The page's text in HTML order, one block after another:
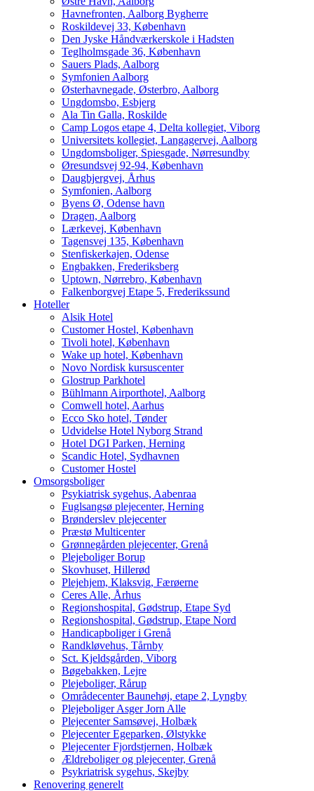
Havnefronten, Aalborg Bygherre
Roskildevej 33, København
Den Jyske Håndværkerskole i Hadsten
Teglholmsgade 36, København
Sauers Plads, Aalborg
Symfonien Aalborg
Østerhavnegade, Østerbro, Aalborg
Ungdomsbo, Esbjerg
Ala Tin Galla, Roskilde
Camp Logos etape 4, Delta kollegiet, Viborg
Universitets kollegiet, Langagervej, Aalborg
Ungdomsboliger, Spiesgade, Nørresundby
Øresundsvej 92-94, København
Daugbjergvej, Århus
Symfonien, Aalborg
Byens Ø, Odense havn
Dragen, Aalborg
Lærkevej, København
Tagensvej 135, København
Stenfiskerkajen, Odense
Engbakken, Frederiksberg
Uptown, Nørrebro, København
Falkenborgvej Etape 5, Frederikssund
Hoteller
Alsik Hotel
Customer Hostel, København
Tivoli hotel, København
Wake up hotel, København
Novo Nordisk kursuscenter
Glostrup Parkhotel
Bühlmann Airporthotel, Aalborg
Comwell hotel, Aarhus
Ecco Sko hotel, Tønder
Udvidelse Hotel Nyborg Strand
Hotel DGI Parken, Herning
Scandic Hotel, Sydhavnen
Customer Hostel
Omsorgsboliger
Psykiatrisk sygehus, Aabenraa
Fuglsangsø plejecenter, Herning
Brønderslev plejecenter
Præstø Multicenter
Grønnegården plejecenter, Grenå
Plejeboliger Borup
Skovhuset, Hillerød
Plejehjem, Klaksvig, Færøerne
Ceres Alle, Århus
Regionshospital, Gødstrup, Etape Syd
Regionshospital, Gødstrup, Etape Nord
Handicapboliger i Grenå
Randkløvehus, Tårnby
Sct. Kjeldsgården, Viborg
Bøgebakken, Lejre
Plejeboliger, Rårup
Områdecenter Baunehøj, etape 2, Lyngby
Plejeboliger Asger Jorn Alle
Plejecenter Samsøvej, Holbæk
Plejecenter Egeparken, Ølstykke
Plejecenter Fjordstjernen, Holbæk
Ældreboliger og plejecenter, Grenå
Psykriatrisk sygehus, Skejby
Renovering generelt